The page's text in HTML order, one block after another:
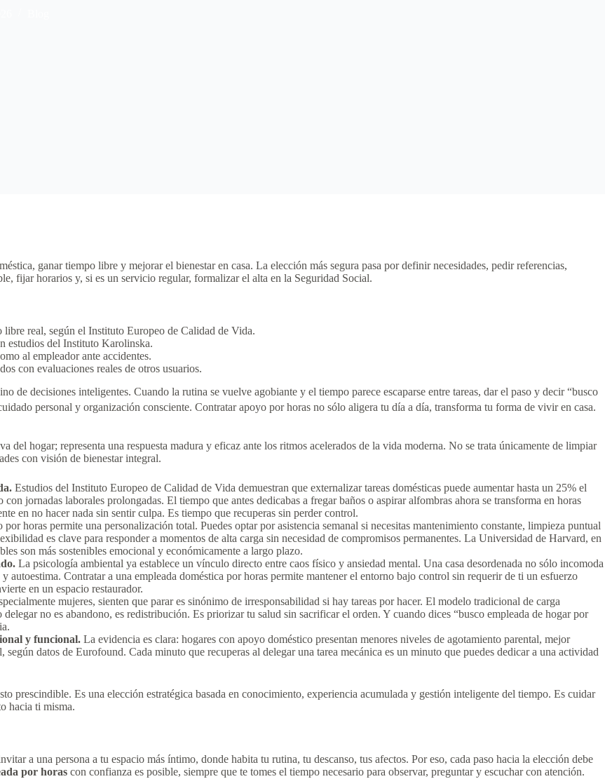
ganar tiempo libre y mejorar el bienestar en casa. La elección más segura pasa por definir necesidades, pedir referencias,
fijar horarios y, si es un servicio regular, formalizar el alta en la Seguridad Social.
libre real, según el Instituto Europeo de Calidad de Vida.
estudios del Instituto Karolinska.
al empleador ante accidentes.
con evaluaciones reales de otros usuarios.
decisiones inteligentes. Cuando la rutina se vuelve agobiante y el tiempo parece escaparse entre tareas, dar el paso y decir “busco
personal y organización consciente. Contratar apoyo por horas no sólo aligera tu día a día, transforma tu forma de vivir en casa.
del hogar; representa una respuesta madura y eficaz ante los ritmos acelerados de la vida moderna. No se trata únicamente de limpiar
con visión de bienestar integral.
Estudios del Instituto Europeo de Calidad de Vida demuestran que externalizar tareas domésticas puede aumentar hasta un 25% el
jornadas laborales prolongadas. El tiempo que antes dedicabas a fregar baños o aspirar alfombras ahora se transforma en horas
en no hacer nada sin sentir culpa. Es tiempo que recuperas sin perder control.
por horas permite una personalización total. Puedes optar por asistencia semanal si necesitas mantenimiento constante, limpieza puntual
es clave para responder a momentos de alta carga sin necesidad de compromisos permanentes. La Universidad de Harvard, en
son más sostenibles emocional y económicamente a largo plazo.
La psicología ambiental ya establece un vínculo directo entre caos físico y ansiedad mental. Una casa desordenada no sólo incomoda
autoestima. Contratar a una empleada doméstica por horas permite mantener el entorno bajo control sin requerir de ti un esfuerzo
en un espacio restaurador.
mujeres, sienten que parar es sinónimo de irresponsabilidad si hay tareas por hacer. El modelo tradicional de carga
no es abandono, es redistribución. Es priorizar tu salud sin sacrificar el orden. Y cuando dices “busco empleada de hogar por
y funcional. La evidencia es clara: hogares con apoyo doméstico presentan menores niveles de agotamiento parental, mejor
datos de Eurofound. Cada minuto que recuperas al delegar una tarea mecánica es un minuto que puedes dedicar a una actividad
prescindible. Es una elección estratégica basada en conocimiento, experiencia acumulada y gestión inteligente del tiempo. Es cuidar
hacia ti misma.
a una persona a tu espacio más íntimo, donde habita tu rutina, tu descanso, tus afectos. Por eso, cada paso hacia la elección debe
por horas con confianza es posible, siempre que te tomes el tiempo necesario para observar, preguntar y escuchar con atención.